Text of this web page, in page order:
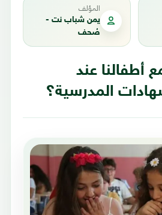
المؤلف
يمن شباب نت -
صُحف
أطفالنا عند
المدرسية؟